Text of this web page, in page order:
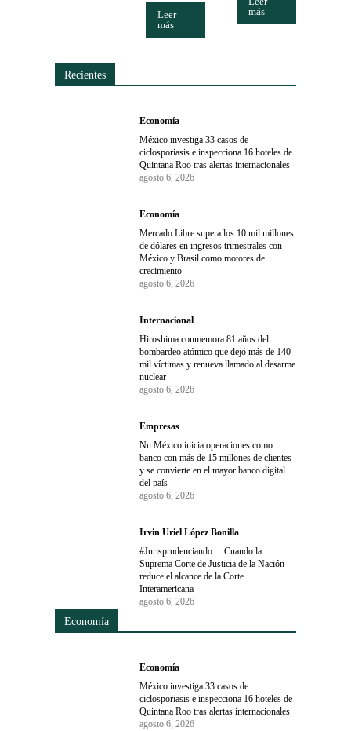
Leer
más
más
Recientes
Economía
México investiga 33 casos de
ciclosporiasis e inspecciona 16 hoteles de
Quintana Roo tras alertas internacionales
agosto 6, 2026
Economía
Mercado Libre supera los 10 mil millones
de dólares en ingresos trimestrales con
México y Brasil como motores de
crecimiento
agosto 6, 2026
Internacional
Hiroshima conmemora 81 años del
bombardeo atómico que dejó más de 140
mil víctimas y renueva llamado al desarme
nuclear
agosto 6, 2026
Empresas
Nu México inicia operaciones como
banco con más de 15 millones de clientes
y se convierte en el mayor banco digital
del país
agosto 6, 2026
Irvin Uriel López Bonilla
#Jurisprudenciando… Cuando la
Suprema Corte de Justicia de la Nación
reduce el alcance de la Corte
Interamericana
agosto 6, 2026
Economía
Economía
México investiga 33 casos de
ciclosporiasis e inspecciona 16 hoteles de
Quintana Roo tras alertas internacionales
agosto 6, 2026